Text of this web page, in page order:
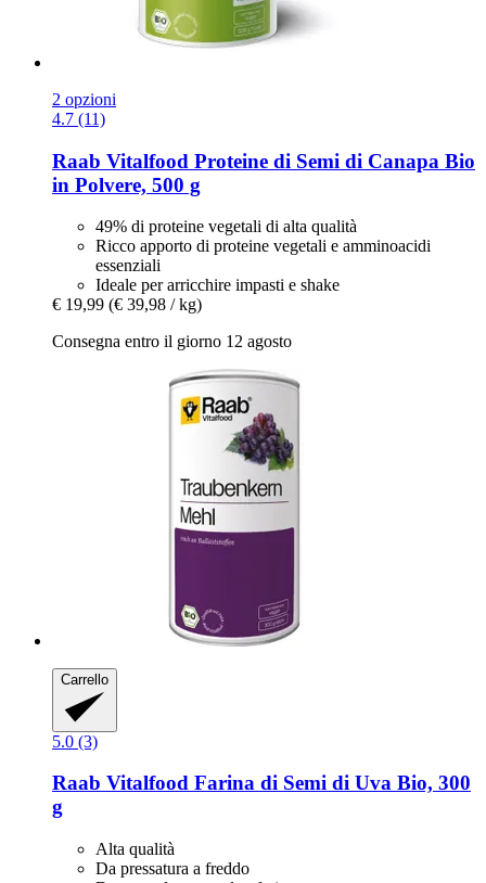
2 opzioni
4.7 (11)
Raab Vitalfood Proteine di Semi di Canapa Bio
in Polvere, 500 g
49% di proteine vegetali di alta qualità
Ricco apporto di proteine vegetali e amminoacidi
essenziali
Ideale per arricchire impasti e shake
€ 19,99 (€ 39,98 / kg)
Consegna entro il giorno 12 agosto
Carrello
5.0 (3)
Raab Vitalfood Farina di Semi di Uva Bio, 300
g
Alta qualità
Da pressatura a freddo